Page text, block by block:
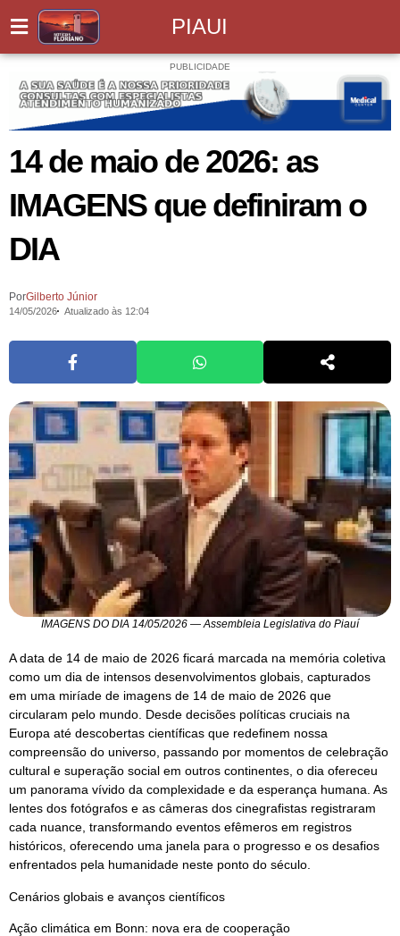
PIAUI
PUBLICIDADE
14 de maio de 2026: as
IMAGENS que definiram o
DIA
PorGilberto Júnior
14/05/2026 Atualizado às 12:04
IMAGENS DO DIA 14/05/2026 — Assembleia Legislativa do Piauí
A data de 14 de maio de 2026 ficará marcada na memória coletiva
como um dia de intensos desenvolvimentos globais, capturados
em uma miríade de imagens de 14 de maio de 2026 que
circularam pelo mundo. Desde decisões políticas cruciais na
Europa até descobertas científicas que redefinem nossa
compreensão do universo, passando por momentos de celebração
cultural e superação social em outros continentes, o dia ofereceu
um panorama vívido da complexidade e da esperança humana. As
lentes dos fotógrafos e as câmeras dos cinegrafistas registraram
cada nuance, transformando eventos efêmeros em registros
históricos, oferecendo uma janela para o progresso e os desafios
enfrentados pela humanidade neste ponto do século.
Cenários globais e avanços científicos
Ação climática em Bonn: nova era de cooperação